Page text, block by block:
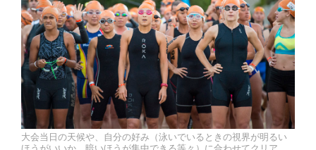
大会当日の天候や、自分の好み（泳いでいるときの視界が明るい